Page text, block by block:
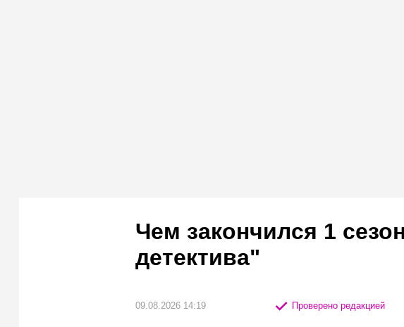
Чем закончился 1
детектива"
09.08.2026 14:19 Проверено редакцией